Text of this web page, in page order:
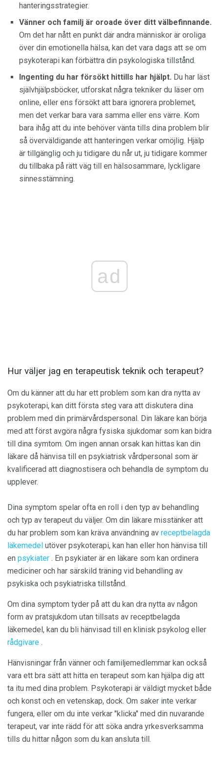
hanteringsstrategier.
Vänner och familj är oroade över ditt välbefinnande.
Om det har nått en punkt där andra människor är oroliga
över din emotionella hälsa, kan det vara dags att se om
psykoterapi kan förbättra din psykologiska tillstånd.
Ingenting du har försökt hittills har hjälpt. Du har läst
självhjälpsböcker, utforskat några tekniker du läser om
online, eller ens försökt att bara ignorera problemet,
men det verkar bara vara samma eller ens värre. Kom
bara ihåg att du inte behöver vänta tills dina problem blir
så överväldigande att hanteringen verkar omöjlig. Hjälp
är tillgänglig och ju tidigare du når ut, ju tidigare kommer
du tillbaka på rätt väg till en hälsosammare, lyckligare
sinnesstämning.
ad
Hur väljer jag en terapeutisk teknik och terapeut?
Om du känner att du har ett problem som kan dra nytta av
psykoterapi, kan ditt första steg vara att diskutera dina
problem med din primärvårdspersonal. Din läkare kan börja
med att först avgöra några fysiska sjukdomar som kan bidra
till dina symtom. Om ingen annan orsak kan hittas kan din
läkare då hänvisa till en psykiatrisk vårdpersonal som är
kvalificerad att diagnostisera och behandla de symptom du
upplever.
Dina symptom spelar ofta en roll i den typ av behandling
och typ av terapeut du väljer. Om din läkare misstänker att
du har problem som kan kräva användning av receptbelagda
läkemedel utöver psykoterapi, kan han eller hon hänvisa till
en psykiater . En psykiater är en läkare som kan ordinera
mediciner och har särskild träning vid behandling av
psykiska och psykiatriska tillstånd.
Om dina symptom tyder på att du kan dra nytta av någon
form av pratsjukdom utan tillsats av receptbelagda
läkemedel, kan du bli hänvisad till en klinisk psykolog eller
rådgivare .
Hänvisningar från vänner och familjemedlemmar kan också
vara ett bra sätt att hitta en terapeut som kan hjälpa dig att
ta itu med dina problem. Psykoterapi är väldigt mycket både
och konst och en vetenskap, dock. Om saker inte verkar
fungera, eller om du inte verkar "klicka" med din nuvarande
terapeut, var inte rädd för att söka andra yrkesverksamma
tills du hittar någon som du kan ansluta till.